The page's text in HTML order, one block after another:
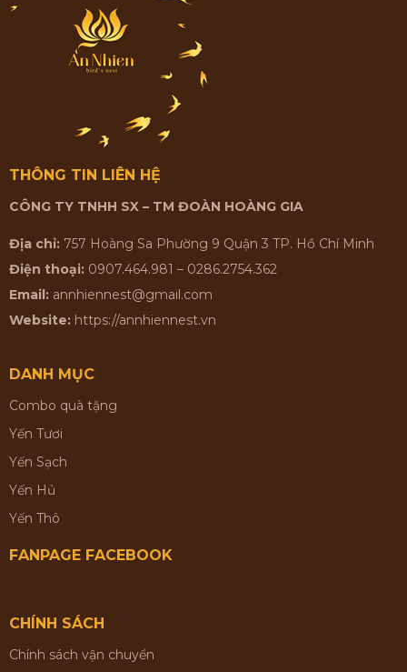
THÔNG TIN LIÊN HỆ
CÔNG TY TNHH SX – TM ĐOÀN HOÀNG GIA
Địa chỉ: 757 Hoàng Sa Phường 9 Quận 3 TP. Hồ Chí Minh
Điện thoại: 0907.464.981 – 0286.2754.362
Email: annhiennest@gmail.com
Website: https://annhiennest.vn
DANH MỤC
Combo quà tặng
Yến Tươi
Yến Sạch
Yến Hủ
Yến Thô
FANPAGE FACEBOOK
CHÍNH SÁCH
Chính sách vận chuyển